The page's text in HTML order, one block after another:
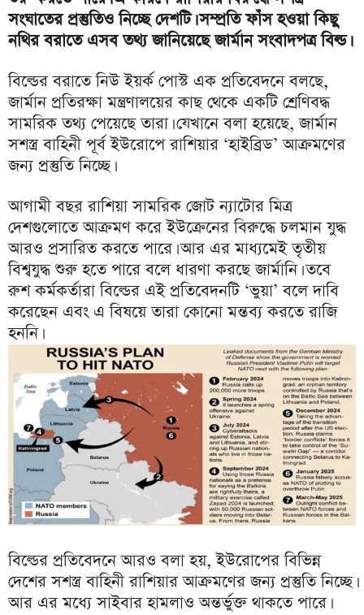
সংঘাতের প্রস্তুতিও নিচ্ছে দেশটি। সম্প্রতি ফাঁস হওয়া কিছু
নথির বরাতে এসব তথ্য জানিয়েছে জার্মান সংবাদপত্র বিল্ড।
বিল্ডের বরাতে নিউ ইয়র্ক পোস্ট এক প্রতিবেদনে বলছে,
জার্মান প্রতিরক্ষা মন্ত্রণালয়ের কাছ থেকে একটি শ্রেণিবদ্ধ
সামরিক তথ্য পেয়েছে তারা। যেখানে বলা হয়েছে, জার্মান
সশস্ত্র বাহিনী পূর্ব ইউরোপে রাশিয়ার ‘হাইব্রিড’ আক্রমণের
জন্য প্রস্তুতি নিচ্ছে।
আগামী বছর রাশিয়া সামরিক জোট ন্যাটোর মিত্র
দেশগুলোতে আক্রমণ করে ইউক্রেনের বিরুদ্ধে চলমান যুদ্ধ
আরও প্রসারিত করতে পারে। আর এর মাধ্যমেই তৃতীয়
বিশ্বযুদ্ধ শুরু হতে পারে বলে ধারণা করছে জার্মানি। তবে
রুশ কর্মকর্তারা বিল্ডের এই প্রতিবেদনটি ‘ভুয়া’ বলে দাবি
করেছেন এবং এ বিষয়ে তারা কোনো মন্তব্য করতে রাজি
হননি।
বিল্ডের প্রতিবেদনে আরও বলা হয়, ইউরোপের বিভিন্ন
দেশের সশস্ত্র বাহিনী রাশিয়ার আক্রমণের জন্য প্রস্তুতি নিচ্ছে।
আর এর মধ্যে সাইবার হামলাও অন্তর্ভুক্ত থাকতে পারে।